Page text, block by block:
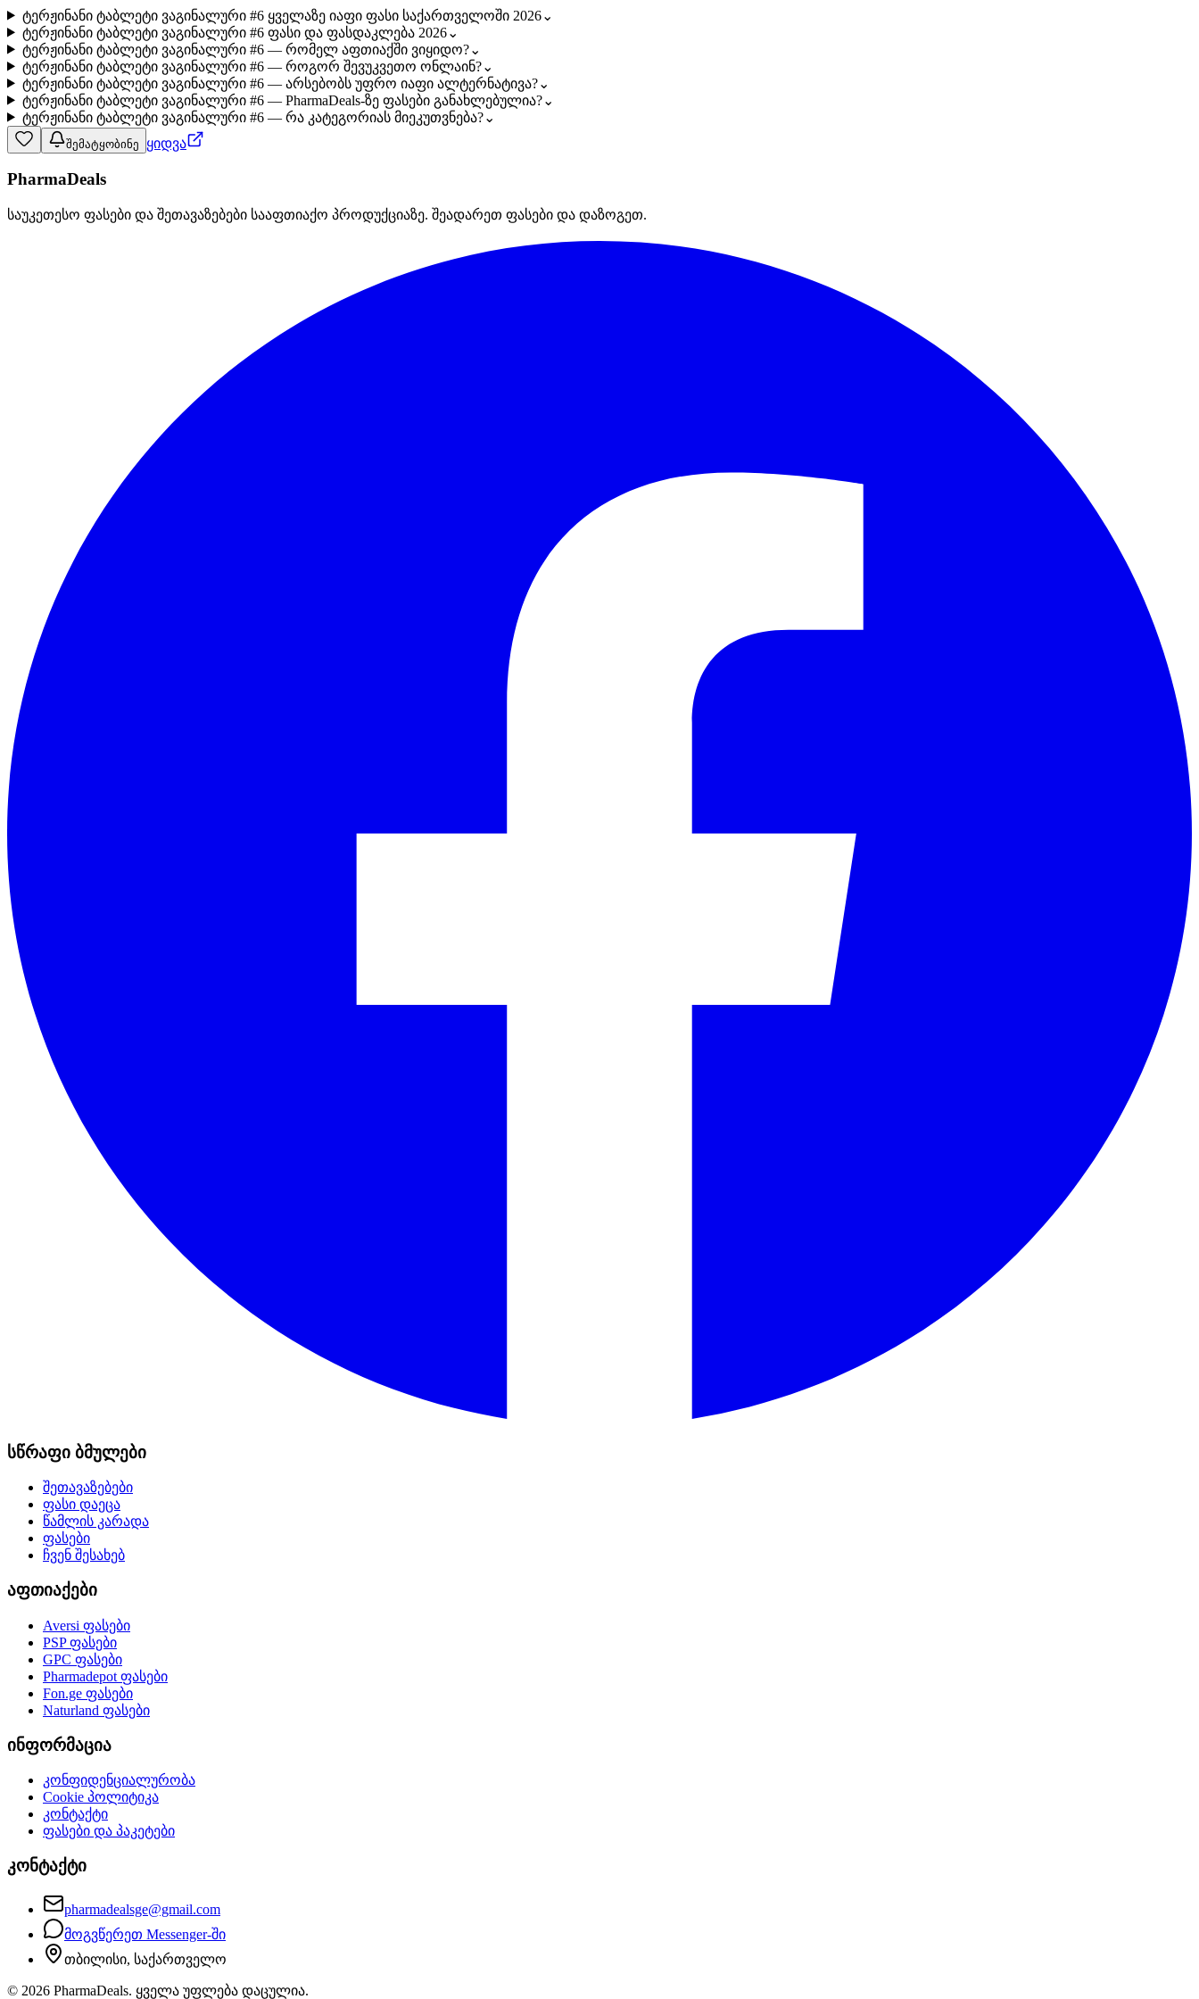
ტერჟინანი ტაბლეტი ვაგინალური #6 ყველაზე იაფი ფასი საქართველოში 2026⌄
ტერჟინანი ტაბლეტი ვაგინალური #6 ფასი და ფასდაკლება 2026⌄
ტერჟინანი ტაბლეტი ვაგინალური #6 — რომელ აფთიაქში ვიყიდო?⌄
ტერჟინანი ტაბლეტი ვაგინალური #6 — როგორ შევუკვეთო ონლაინ?⌄
ტერჟინანი ტაბლეტი ვაგინალური #6 — არსებობს უფრო იაფი ალტერნატივა?⌄
ტერჟინანი ტაბლეტი ვაგინალური #6 — PharmaDeals-ზე ფასები განახლებულია?⌄
ტერჟინანი ტაბლეტი ვაგინალური #6 — რა კატეგორიას მიეკუთვნება?⌄
შემატყობინე ყიდვა
PharmaDeals
საუკეთესო ფასები და შეთავაზებები სააფთიაქო პროდუქციაზე. შეადარეთ ფასები და დაზოგეთ.
სწრაფი ბმულები
შეთავაზებები
ფასი დაეცა
წამლის კარადა
ფასები
ჩვენ შესახებ
აფთიაქები
Aversi ფასები
PSPფასები
GPC ფასები
Pharmadepot ფასები
Fon.ge ფასები
Naturland ფასები
ინფორმაცია
კონფიდენციალურობა
Cookie პოლიტიკა
კონტაქტი
ფასები და პაკეტები
კონტაქტი
pharmadealsge@gmail.com
მოგვწერეთ Messenger-ში
თბილისი, საქართველო
© 2026 PharmaDeals. ყველა უფლება დაცულია.